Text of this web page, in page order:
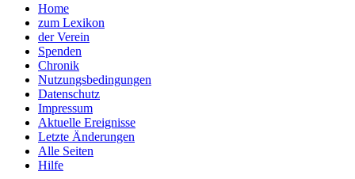
Home
zum Lexikon
der Verein
Spenden
Chronik
Nutzungsbedingungen
Datenschutz
Impressum
Aktuelle Ereignisse
Letzte Änderungen
Alle Seiten
Hilfe